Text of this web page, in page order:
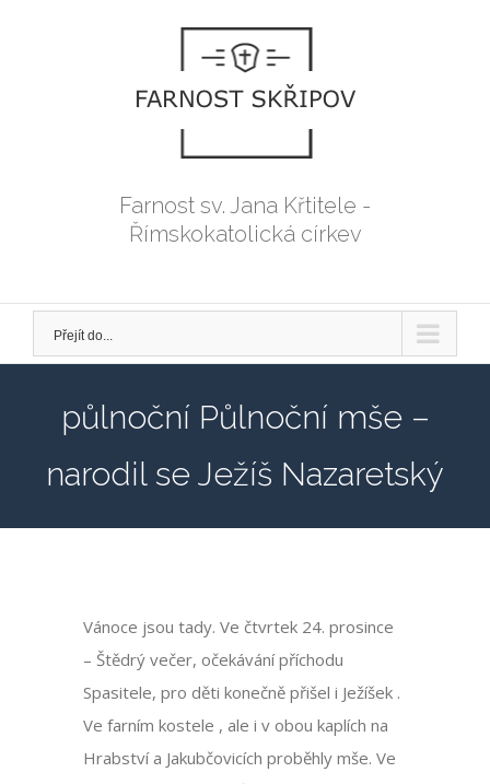
Farnost sv. Jana Křtitele -
Římskokatolická církev
Přejít do...
půlnoční Půlnoční mše –
narodil se Ježíš Nazaretský
Vánoce jsou tady. Ve čtvrtek 24. prosince
– Štědrý večer, očekávání příchodu
Spasitele, pro děti konečně přišel i Ježíšek .
Ve farním kostele , ale i v obou kaplích na
Hrabství a Jakubčovicích proběhly mše. Ve